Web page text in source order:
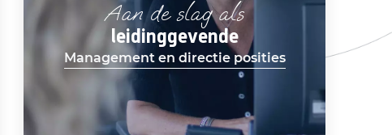
Aan de slag als
leidinggevende
Management en directie posities